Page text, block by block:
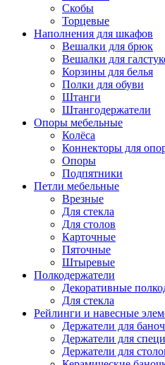
Скобы
Торцевые
Наполнения для шкафов
Вешалки для брюк
Вешалки для
Корзины для белья
Полки для обуви
Штанги
Штангодержатели
Опоры мебельные
Колёса
Коннекторы для
Опоры
Подпятники
Петли мебельные
Врезные
Для стекла
Для столов
Карточные
Пяточные
Штыревые
Полкодержатели
Декоративные
Для стекла
Рейлинги и навесные
Держатели для
Держатели для
Держатели для